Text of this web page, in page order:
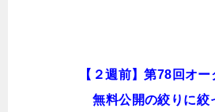
【２週前】第78回オ
無料公開の絞りに絞